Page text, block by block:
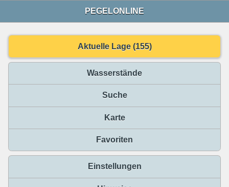
PEGELONLINE
Aktuelle Lage (155)
Wasserstände
Suche
Karte
Favoriten
Einstellungen